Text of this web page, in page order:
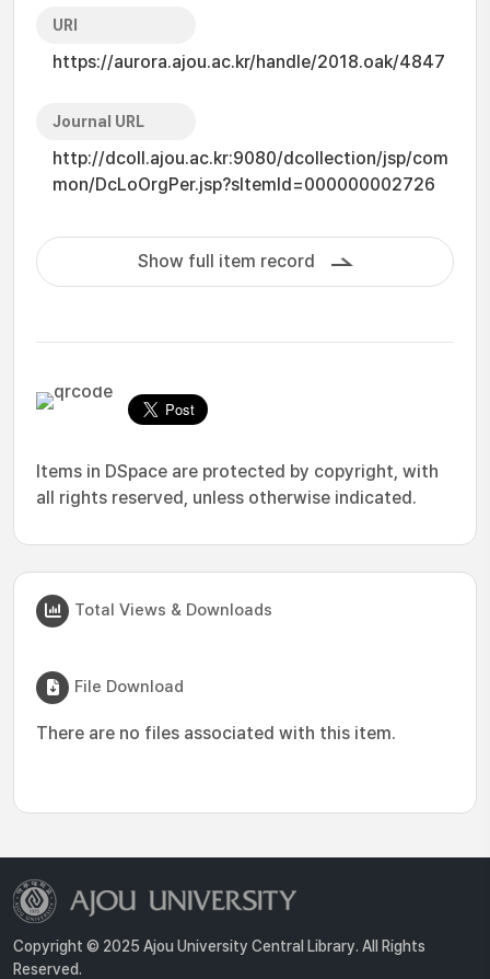
URI
https://aurora.ajou.ac.kr/handle/2018.oak/4847
Journal URL
http://dcoll.ajou.ac.kr:9080/dcollection/jsp/com
mon/DcLoOrgPer.jsp?sItemId=000000002726
Show full item record
Items in DSpace are protected by copyright, with
all rights reserved, unless otherwise indicated.
Total Views & Downloads
File Download
There are no files associated with this item.
Copyright © 2025 Ajou University Central Library. All Rights
Reserved.